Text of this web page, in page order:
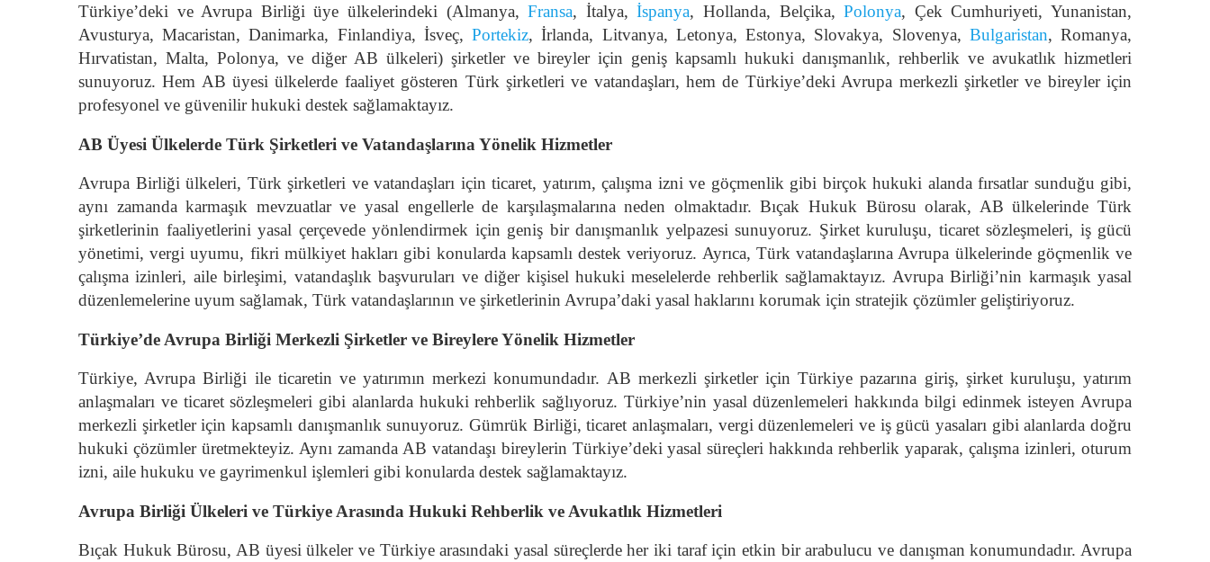
Türkiye’deki ve Avrupa Birliği üye ülkelerindeki (Almanya,Fransa, İtalya,İspanya, Hollanda, Belçika,Polonya, Çek Cumhuriyeti, Yunanistan,
Avusturya, Macaristan, Danimarka, Finlandiya, İsveç,Portekiz, İrlanda, Litvanya, Letonya, Estonya, Slovakya, Slovenya, Bulgaristan, Romanya,
Hırvatistan, Malta, Polonya, ve diğer AB ülkeleri) şirketler ve bireyler için geniş kapsamlı hukuki danışmanlık, rehberlik ve avukatlık hizmetleri
sunuyoruz. Hem AB üyesi ülkelerde faaliyet gösteren Türk şirketleri ve vatandaşları, hem de Türkiye’deki Avrupa merkezli şirketler ve bireyler için
profesyonel ve güvenilir hukuki destek sağlamaktayız.
AB Üyesi Ülkelerde Türk Şirketleri ve Vatandaşlarına Yönelik Hizmetler
Avrupa Birliği ülkeleri, Türk şirketleri ve vatandaşları için ticaret, yatırım, çalışma izni ve göçmenlik gibi birçok hukuki alanda fırsatlar sunduğu gibi,
aynı zamanda karmaşık mevzuatlar ve yasal engellerle de karşılaşmalarına neden olmaktadır. Bıçak Hukuk Bürosu olarak, AB ülkelerinde Türk
şirketlerinin faaliyetlerini yasal çerçevede yönlendirmek için geniş bir danışmanlık yelpazesi sunuyoruz. Şirket kuruluşu, ticaret sözleşmeleri, iş gücü
yönetimi, vergi uyumu, fikri mülkiyet hakları gibi konularda kapsamlı destek veriyoruz. Ayrıca, Türk vatandaşlarına Avrupa ülkelerinde göçmenlik ve
çalışma izinleri, aile birleşimi, vatandaşlık başvuruları ve diğer kişisel hukuki meselelerde rehberlik sağlamaktayız. Avrupa Birliği’nin karmaşık yasal
düzenlemelerine uyum sağlamak, Türk vatandaşlarının ve şirketlerinin Avrupa’daki yasal haklarını korumak için stratejik çözümler geliştiriyoruz.
Türkiye’de Avrupa Birliği Merkezli Şirketler ve Bireylere Yönelik Hizmetler
Türkiye, Avrupa Birliği ile ticaretin ve yatırımın merkezi konumundadır. AB merkezli şirketler için Türkiye pazarına giriş, şirket kuruluşu, yatırım
anlaşmaları ve ticaret sözleşmeleri gibi alanlarda hukuki rehberlik sağlıyoruz. Türkiye’nin yasal düzenlemeleri hakkında bilgi edinmek isteyen Avrupa
merkezli şirketler için kapsamlı danışmanlık sunuyoruz. Gümrük Birliği, ticaret anlaşmaları, vergi düzenlemeleri ve iş gücü yasaları gibi alanlarda doğru
hukuki çözümler üretmekteyiz. Aynı zamanda AB vatandaşı bireylerin Türkiye’deki yasal süreçleri hakkında rehberlik yaparak, çalışma izinleri, oturum
izni, aile hukuku ve gayrimenkul işlemleri gibi konularda destek sağlamaktayız.
Avrupa Birliği Ülkeleri ve Türkiye Arasında Hukuki Rehberlik ve Avukatlık Hizmetleri
Bıçak Hukuk Bürosu, AB üyesi ülkeler ve Türkiye arasındaki yasal süreçlerde her iki taraf için etkin bir arabulucu ve danışman konumundadır. Avrupa